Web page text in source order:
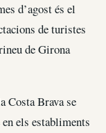
d’agost és el
de turistes
de Girona
Costa Brava se
els establiments